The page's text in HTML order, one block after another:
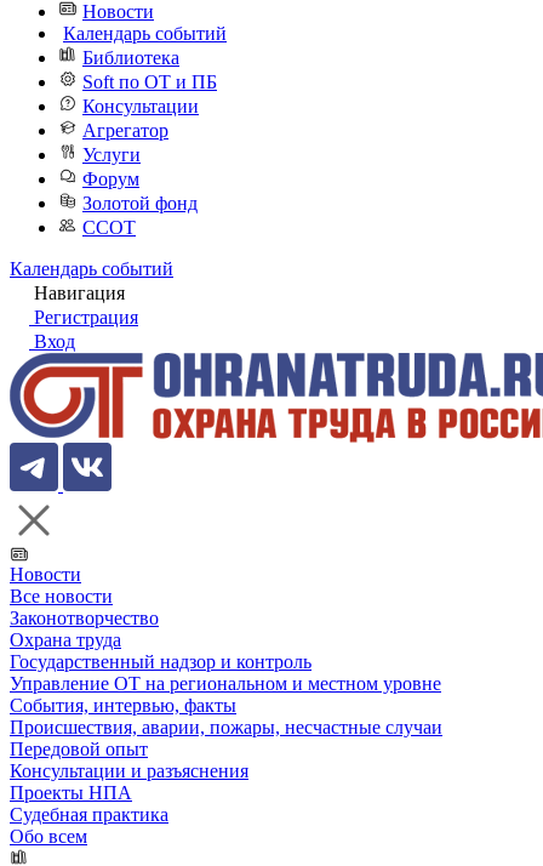
Новости
Календарь событий
Библиотека
Soft по ОТ и ПБ
Консультации
Агрегатор
Услуги
Форум
Золотой фонд
ССОТ
Календарь событий
Навигация
Регистрация
Вход
Новости
Все новости
Законотворчество
Охрана труда
Государственный надзор и контроль
Управление ОТ на региональном и местном уровне
События, интервью, факты
Происшествия, аварии, пожары, несчастные случаи
Передовой опыт
Консультации и разъяснения
Проекты НПА
Судебная практика
Обо всем